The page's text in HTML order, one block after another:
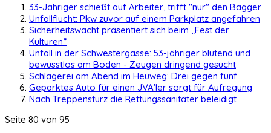
33-Jähriger schießt auf Arbeiter, trifft "nur" den Bagger
Unfallflucht: Pkw zuvor auf einem Parkplatz angefahren
Sicherheitswacht präsentiert sich beim „Fest der
Kulturen“
Unfall in der Schwestergasse: 53-jähriger blutend und
bewusstlos am Boden - Zeugen dringend gesucht
Schlägerei am Abend im Heuweg: Drei gegen fünf
Geparktes Auto für einen JVA'ler sorgt für Aufregung
Nach Treppensturz die Rettungssanitäter beleidigt
Seite 80 von 95